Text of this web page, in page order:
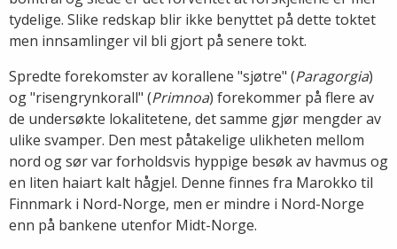
tydelige. Slike redskap blir ikke benyttet på dette toktet
men innsamlinger vil bli gjort på senere tokt.
Spredte forekomster av korallene "sjøtre" (Paragorgia)
og "risengrynkorall" (Primnoa) forekommer på flere av
de undersøkte lokalitetene, det samme gjør mengder av
ulike svamper. Den mest påtakelige ulikheten mellom
nord og sør var forholdsvis hyppige besøk av havmus og
en liten haiart kalt hågjel. Denne finnes fra Marokko til
Finnmark i Nord-Norge, men er mindre i Nord-Norge
enn på bankene utenfor Midt-Norge.